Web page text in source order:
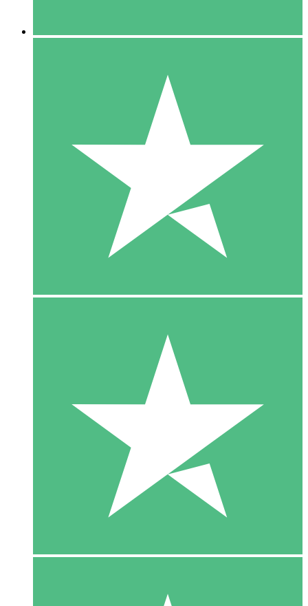
10 Downloads
20 00